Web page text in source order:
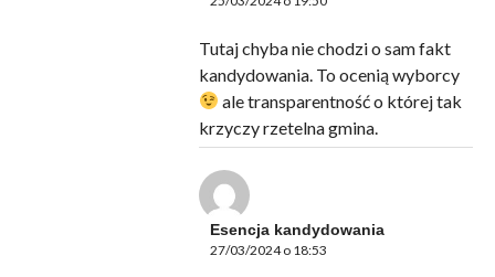
Tutaj chyba nie chodzi o sam fakt
kandydowania. To ocenią wyborcy
ale transparentność o której tak
krzyczy rzetelna gmina.
Esencja kandydowania
27/03/2024 o 18:53